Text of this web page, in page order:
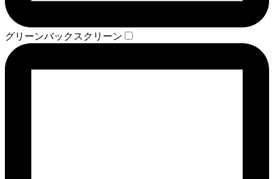
グリーンバックスクリーン